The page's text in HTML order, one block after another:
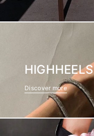
HIGHHEELS
Discover more